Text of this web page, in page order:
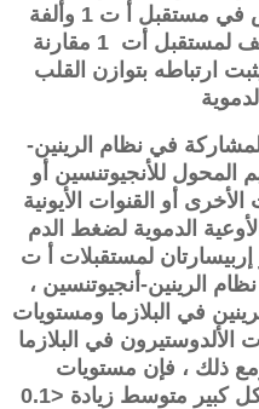
الكظرية. ليس له نشاط ناهض في مستقبل أ ت 1 وألفة
أكبر بكثير أكثر من 8500 ضعف لمستقبل أت 1 مقارنة
لم يثبت ارتباطه بتوازن القلب
في نظام الرينين-
المحول للأنجيوتنسين أو
أو القنوات الأيونية
الدموية لضغط الدم
إربيسارتان لمستقبلات أ ت
الرينين-أنجيوتنسين ،
في البلازما ومستويات
تركيزات الألدوستيرون في البلازما
ذلك ، فإن مستويات
البوتاسيوم في الدم لا تتأثر بشكل كبير متوسط ​​زيادة <0.1